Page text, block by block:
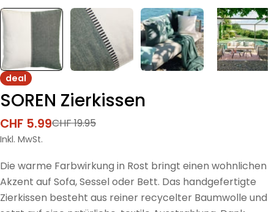
deal
SOREN Zierkissen
Verkaufspreis
CHF 5.99
Regulärer
Preis
CHF 19.95
Inkl. MwSt.
Die warme Farbwirkung in Rost bringt einen wohnlichen
Akzent auf Sofa, Sessel oder Bett. Das handgefertigte
Zierkissen besteht aus reiner recycelter Baumwolle und